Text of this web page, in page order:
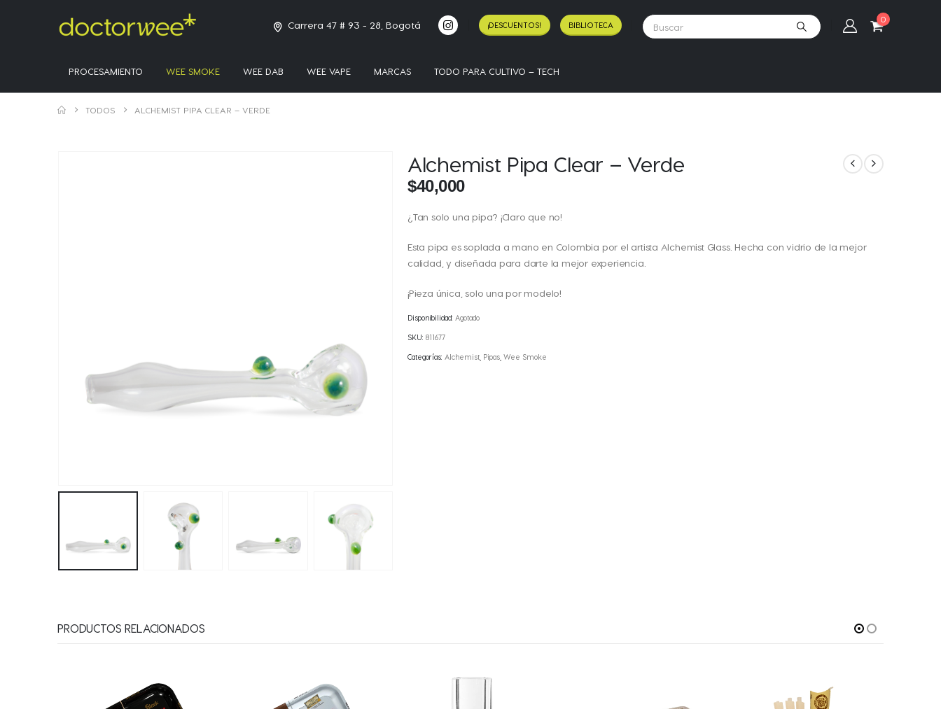
Carrera 47 # 93 - 28, Bogotá ¡DESCUENTOS! BIBLIOTECA
0
PROCESAMIENTO WEE SMOKE WEE DAB WEE VAPE MARCAS TODO PARA CULTIVO – TECH
TODOS ALCHEMIST PIPA CLEAR – VERDE
Alchemist Pipa Clear – Verde
$40,000
¿Tan solo una pipa? ¡Claro que no!
Esta pipa es soplada a mano en Colombia por el artista Alchemist Glass. Hecha con vidrio de la mejor
calidad, y diseñada para darte la mejor experiencia.
¡Pieza única, solo una por modelo!
Disponibilidad: Agotado
SKU: 811677
Categorías: Alchemist Pipas Wee Smoke
PRODUCTOS RELACIONADOS